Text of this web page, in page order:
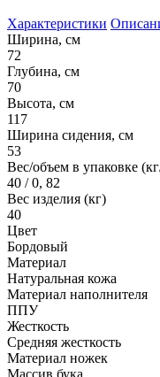
Характеристики
Ширина, см
72
Глубина, см
70
Высота, см
117
Ширина сидения, см
53
Вес/объем в упаковке
40 / 0, 82
Вес изделия (кг)
40
Цвет
Бордовый
Материал
Натуральная кожа
Материал наполнителя
ППУ
Жесткость
Средняя жесткость
Материал ножек
Массив бука